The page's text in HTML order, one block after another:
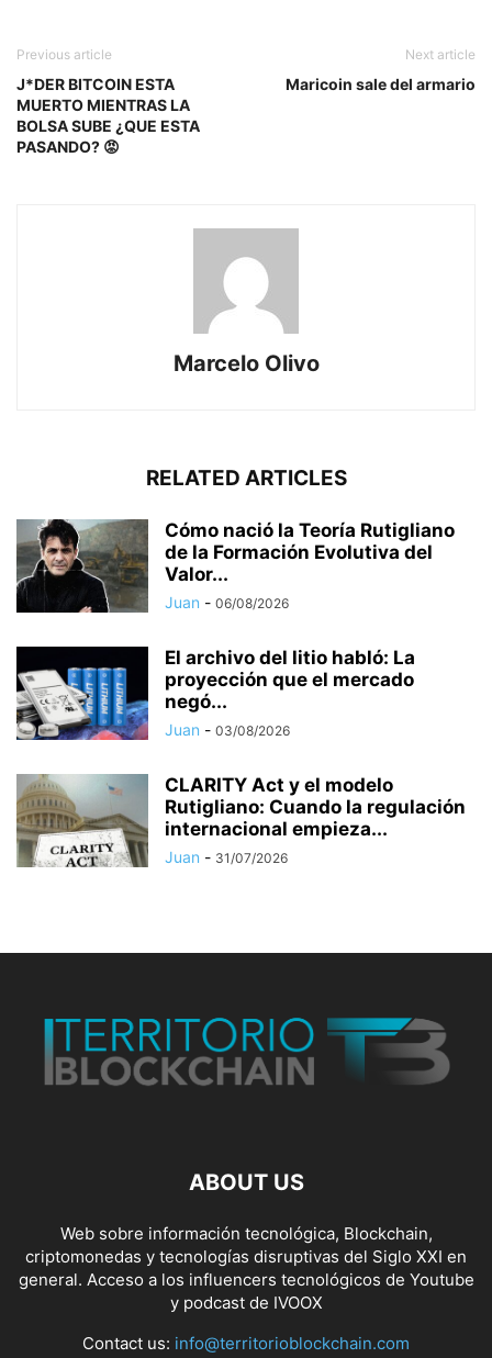
Previous article
J*DER BITCOIN ESTA
MUERTO MIENTRAS LA
BOLSA SUBE ¿QUE ESTA
PASANDO? 😡
Next article
Maricoin sale del armario
Marcelo Olivo
RELATED ARTICLES
Cómo nació la Teoría Rutigliano
de la Formación Evolutiva del
Valor...
Juan - 06/08/2026
El archivo del litio habló: La
proyección que el mercado
negó...
Juan - 03/08/2026
CLARITY Act y el modelo
Rutigliano: Cuando la regulación
internacional empieza...
Juan - 31/07/2026
ABOUT US
Web sobre información tecnológica, Blockchain,
criptomonedas y tecnologías disruptivas del Siglo XXI en
general. Acceso a los influencers tecnológicos de Youtube
y podcast de IVOOX
Contact us: info@territorioblockchain.com